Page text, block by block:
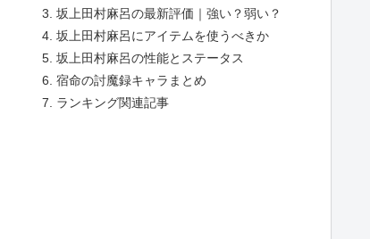
坂上田村麻呂の最新評価｜強い？弱い？
坂上田村麻呂にアイテムを使うべきか
坂上田村麻呂の性能とステータス
宿命の討魔録キャラまとめ
ランキング関連記事